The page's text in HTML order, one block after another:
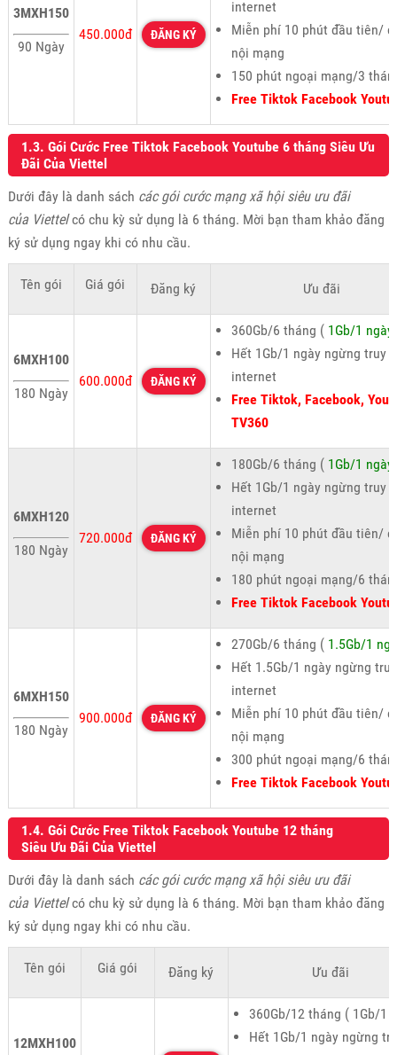
3MXH150
90 Ngày
450.000đ ĐĂNG KÝ
internet
Miễn phí 10 phút đầu tiên/
nội mạng
150 phút ngoại mạng/3
Free Tiktok Facebook
1.3. Gói Cước Free Tiktok Facebook Youtube 6 tháng Siêu Ưu
Đãi Của Viettel
Dưới đây là danh sách các gói cước mạng xã hội siêu ưu đãi
của Viettelcó chu kỳ sử dụng là 6 tháng. Mời bạn tham khảo đăng
ký sử dụng ngay khi có nhu cầu.
Tên gói Giá gói Đăng ký Ưu đãi
6MXH100
180 Ngày
600.000đ ĐĂNG KÝ
360Gb/6 tháng ( 1Gb/1 ngày
Hết 1Gb/1 ngày ngừng truy
internet
Free Tiktok, Facebook,
TV360
6MXH120
180 Ngày
720.000đ ĐĂNG KÝ
180Gb/6 tháng ( 1Gb/1 ngày
Hết 1Gb/1 ngày ngừng truy
internet
Miễn phí 10 phút đầu tiên/
nội mạng
180 phút ngoại mạng/6
Free Tiktok Facebook
6MXH150
180 Ngày
900.000đ ĐĂNG KÝ
270Gb/6 tháng ( 1.5Gb/1
Hết 1.5Gb/1 ngày ngừng
internet
Miễn phí 10 phút đầu tiên/
nội mạng
300 phút ngoại mạng/6
Free Tiktok Facebook
1.4. Gói Cước Free Tiktok Facebook Youtube 12 tháng
Siêu Ưu Đãi Của Viettel
Dưới đây là danh sách các gói cước mạng xã hội siêu ưu đãi
của Viettelcó chu kỳ sử dụng là 6 tháng. Mời bạn tham khảo đăng
ký sử dụng ngay khi có nhu cầu.
Tên gói Giá gói Đăng ký Ưu đãi
12MXH100
360Gb/12 tháng ( 1Gb/1
Hết 1Gb/1 ngày ngừng